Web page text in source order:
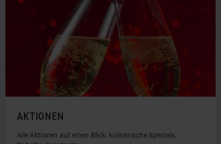
ANGEBOTE
Ob Entspannung, Kultur oder Abenteuer, für jeden Anlass
das ideale Programm.
Zu unseren Angeboten